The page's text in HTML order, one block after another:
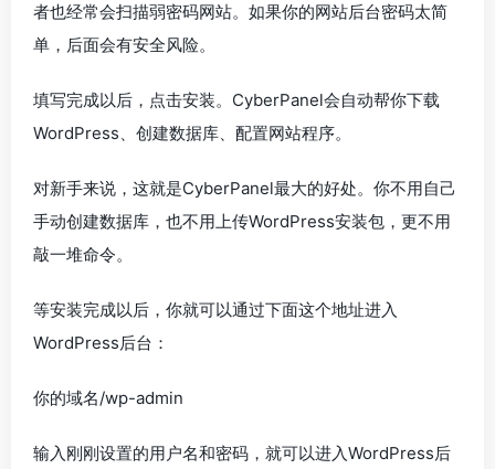
者也经常会扫描弱密码网站。如果你的网站后台密码太简
单，后面会有安全风险。
填写完成以后，点击安装。CyberPanel会自动帮你下载
WordPress、创建数据库、配置网站程序。
对新手来说，这就是CyberPanel最大的好处。你不用自己
手动创建数据库，也不用上传WordPress安装包，更不用
敲一堆命令。
等安装完成以后，你就可以通过下面这个地址进入
WordPress后台：
你的域名/wp-admin
输入刚刚设置的用户名和密码，就可以进入WordPress后